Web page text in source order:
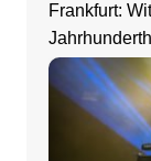
Frankfurt: